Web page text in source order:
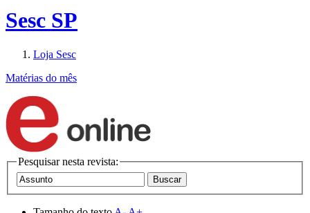
Sesc SP
Loja Sesc
Matérias do mês
Pesquisar nesta revista: